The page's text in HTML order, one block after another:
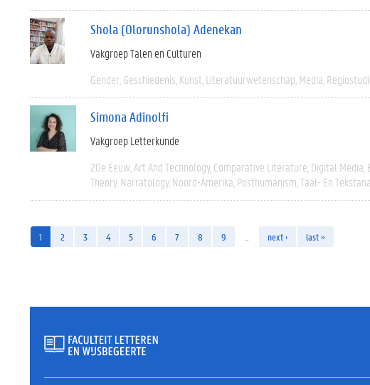
Shola (Olorunshola) Adenekan
Vakgroep Talen en Culturen
Gender Geschiedenis Kunst Literatuurwetenschap Media
Simona Adinolfi
Vakgroep Letterkunde
20e Eeuw Art And Technology Comparative Literature Digital Media
Theory Narratology Noord-Amerika Posthumanism Taal- En
1 2 3 4 5 6 7 8 9 next › last »